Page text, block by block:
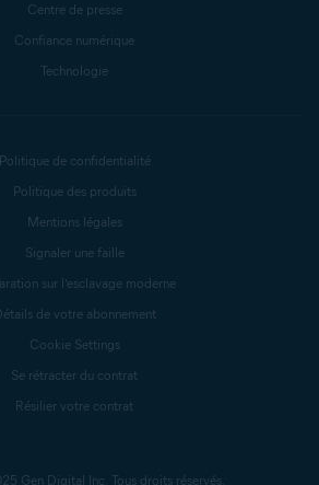
Centre de presse
Confiance numérique
Technologie
Gen Digital Inc. Tous droits réservés.
Politique de confidentialité
Politique des produits
Mentions légales
Signaler une faille
sur l’esclavage moderne
de votre abonnement
Cookie Settings
Se rétracter du contrat
Résilier votre contrat